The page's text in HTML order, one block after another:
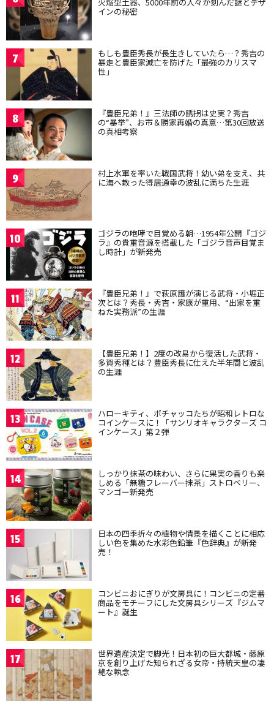
火焔型土器、5000年前の人々が刻んだ謎とデザ
インの秘密
7 もしも豊臣秀長が長生きしていたら…？秀吉の
暴走と豊臣家滅亡を防げた「最強のカリスマ
性」
8 『豊臣兄弟！』三法師の誘拐は史実？秀吉
の“暴挙”、お市＆勝家再婚の真意…第30回放送
の真相考察
9 村上水軍を率いた戦国武将！幼い弟を支え、共
に海へ散った得居通幸の波乱に満ちた生涯
10 ゴジラの咆哮で目覚める朝…1954年公開『ゴジ
ラ』の貴重音源を搭載した「ゴジラ音声目覚ま
し時計」が新発売
11 『豊臣兄弟！』で萩原護が演じる武将・小堀正
次とは？秀長・秀吉・家康が重用、“出家を重
ねた実務派”の生涯
12 【豊臣兄弟！】2度の改易から復活した武将・
多賀秀種とは？豊臣秀長に仕えた半年間と波乱
の生涯
13 ハローキティ、ポチャッコたちが昭和レトロな
コインケースに！「サンリオキャラクターズ コ
インケース」第２弾
14 しっかり抹茶の味わい、さらに果実の香りも楽
しめる「無糖フレーバー抹茶」ストロベリー、
マンゴー新発売
15 日本の四季折々の植物や情景を描くことに相応
しい色を集めた水彩色鉛筆『色辞典』が新発
売！
16 コンビニおにぎりが文房具に！コンビニの定番
商品をモチーフにした文房具シリーズ『ジムマ
ート』誕生
17 世界遺産決定で脚光！日本初の巨大都城・藤原
京を創り上げた知られざる女帝・持統天皇の凄
絶な執念